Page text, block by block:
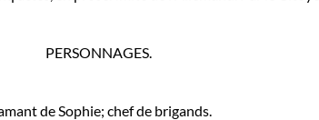
PERSONNAGES.
de Sophie; chef de brigands.